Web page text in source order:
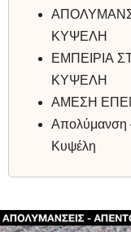
ΚΥΨΕΛΗ
ΕΜΠΕΙΡΙΑ
ΚΥΨΕΛΗ
ΑΜΕΣΗ
Απολύμανση
Κυψέλη